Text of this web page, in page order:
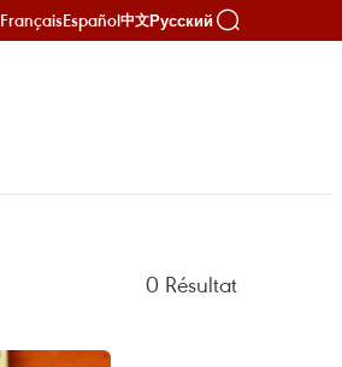
FrançaisEspañol中文Русский
0 Résultat